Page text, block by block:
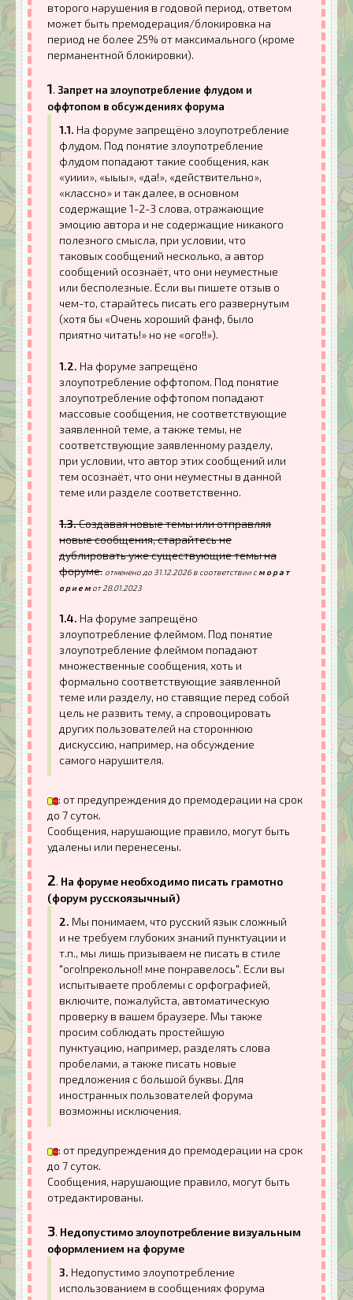
второго нарушения в годовой период, ответом
может быть премодерация/блокировка на
период не более 25% от максимального (кроме
перманентной блокировки).
1. Запрет на злоупотребление флудом и
оффтопом в обсуждениях форума
1.1. На форуме запрещёно злоупотребление
флудом. Под понятие злоупотребление
флудом попадают такие сообщения, как
«уиии», «ыыы», «да!», «действительно»,
«классно» и так далее, в основном
содержащие 1-2-3 слова, отражающие
эмоцию автора и не содержащие никакого
полезного смысла, при условии, что
таковых сообщений несколько, а автор
сообщений осознаёт, что они неуместные
или бесполезные. Если вы пишете отзыв о
чем-то, старайтесь писать его развернутым
(хотя бы «Очень хороший фанф, было
приятно читать!» но не «ого!!»).
1.2. На форуме запрещёно
злоупотребление оффтопом. Под понятие
злоупотребление оффтопом попадают
массовые сообщения, не соответствующие
заявленной теме, а также темы, не
соответствующие заявленному разделу,
при условии, что автор этих сообщений или
тем осознаёт, что они неуместны в данной
теме или разделе соответственно.
1.3.Создавая новые темы или отправляя
новые сообщения, старайтесь не
дублировать уже существующие темы на
форуме. отменено до 31.12.2026 в соответствии см о р а т
о р и е м от 28.01.2023
1.4. На форуме запрещёно
злоупотребление флеймом. Под понятие
злоупотребление флеймом попадают
множественные сообщения, хоть и
формально соответствующие заявленной
теме или разделу, но ставящие перед собой
цель не развить тему, а спровоцировать
других пользователей на стороннюю
дискуссию, например, на обсуждение
самого нарушителя.
: от предупреждения до премодерации на срок
до 7 суток.
Сообщения, нарушающие правило, могут быть
удалены или перенесены.
2. На форуме необходимо писать грамотно
(форум русскоязычный)
2. Мы понимаем, что русский язык сложный
и не требуем глубоких знаний пунктуации и
т.п., мы лишь призываем не писать в стиле
"ого!прекольно!! мне понравелось". Если вы
испытываете проблемы с орфографией,
включите, пожалуйста, автоматическую
проверку в вашем браузере. Мы также
просим соблюдать простейшую
пунктуацию, например, разделять слова
пробелами, а также писать новые
предложения с большой буквы. Для
иностранных пользователей форума
возможны исключения.
: от предупреждения до премодерации на срок
до 7 суток.
Сообщения, нарушающие правило, могут быть
отредактированы.
3. Недопустимо злоупотребление визуальным
оформлением на форуме
3. Недопустимо злоупотребление
использованием в сообщениях форума